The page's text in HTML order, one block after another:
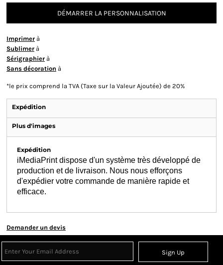
DÉMARRER LA PERSONNALISATION
Imprimer à
Sublimer à
Sérigraphier à
Sans décoration à
*le prix comprend la TVA (Taxe sur la Valeur Ajoutée) de 20%
Expédition
Plus d'images
Expédition
iMediaPrint dispose d'un système très développé de
production et de livraison. Nous nous efforçons
d'expédier votre commande de manière rapide et
efficace.
Demander un devis
Sign Up